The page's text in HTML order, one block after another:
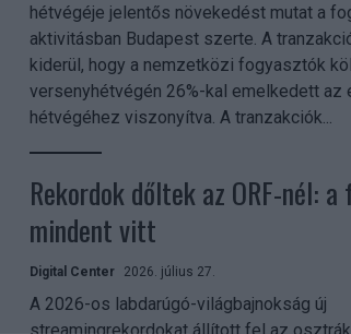
hétvégéje jelentős növekedést mutat a
aktivitásban Budapest szerte. A
kiderül, hogy a nemzetközi fogyasztók
versenyhétvégén 26%-kal emelkedett az
hétvégéhez viszonyítva. A tranzakciók...
Rekordok dőltek az ORF-nél:
mindent vitt
Digital Center 2026. július 27.
A 2026-os labdarúgó-világbajnokság új